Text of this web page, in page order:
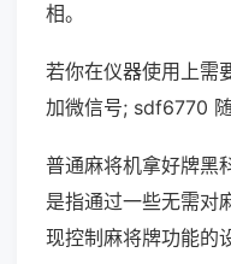
相。
若你在仪器使用上需
加微信号; sdf6770 随
普通麻将机拿好牌黑
是指通过一些无需对
现控制麻将牌功能的